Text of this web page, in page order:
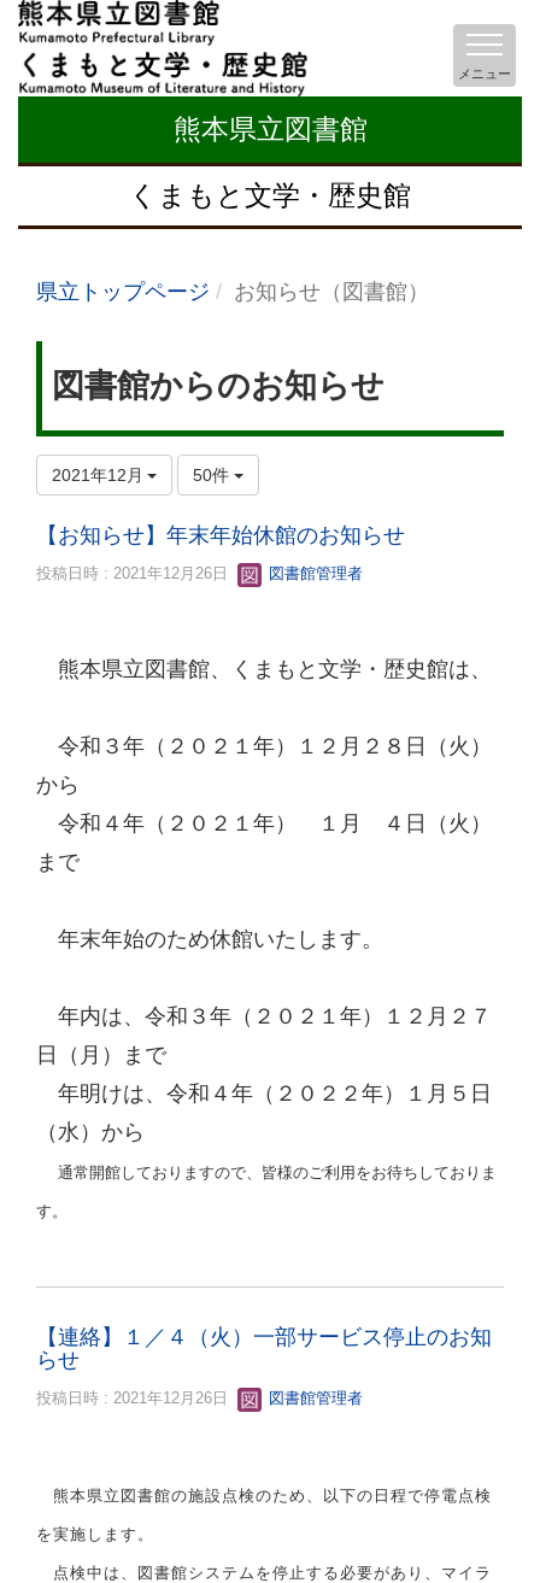
熊本県立図書館
くまもと文学・歴史館
メニュー
県立トップページ お知らせ（図書館）
図書館からのお知らせ
2021年12月 50件
【お知らせ】年末年始休館のお知らせ
投稿日時 : 2021年12月26日 図書館管理者
熊本県立図書館、くまもと文学・歴史館は、
令和３年（２０２１年）１２月２８日（火）
から
令和４年（２０２１年） １月 ４日（火）
まで
年末年始のため休館いたします。
年内は、令和３年（２０２１年）１２月２７
日（月）まで
年明けは、令和４年（２０２２年）１月５日
（水）から
通常開館しておりますので、皆様のご利用をお待ちしておりま
す。
【連絡】１／４（火）一部サービス停止のお知
らせ
投稿日時 : 2021年12月26日 図書館管理者
熊本県立図書館の施設点検のため、以下の日程で停電点検
を実施します。
点検中は、図書館システムを停止する必要があり、マイラ